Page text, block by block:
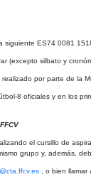
ES74 0081
(excepto silbato y
por parte de la
8 oficiales y en los
el cursillo de
grupo y, además,
, o bien